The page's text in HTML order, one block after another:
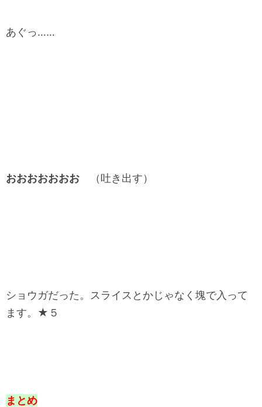
あぐっ……
おおおおおおお （吐き出す）
ショウガだった。スライスとかじゃなく塊で入って
ます。★５
まとめ